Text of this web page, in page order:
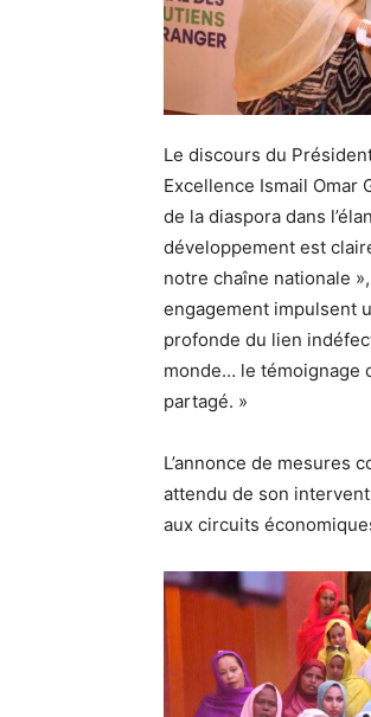
Le discours du
Excellence Ismail Omar
de la diaspora dans
développement est
notre chaîne nationale
engagement impulsent
profonde du lien
monde… le témoignage
partagé. »
L’annonce de mesures
attendu de son
aux circuits